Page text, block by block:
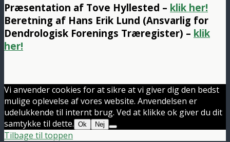
Præsentation af Tove Hyllested – klik her!
Beretning af Hans Erik Lund (Ansvarlig for
Dendrologisk Forenings Træregister) – klik
her!
Vi anvender cookies for at sikre at vi giver dig den bedst
mulige oplevelse af vores website. Anvendelsen er
udelukkende til internt brug. Ved at klikke ok giver du dit
samtykke til dette. Ok Nej
Tilbage til toppen